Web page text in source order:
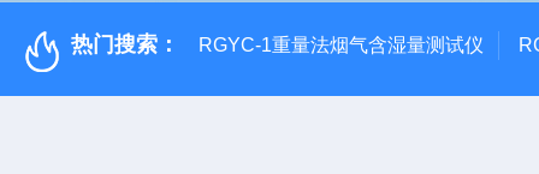
热门搜索： RGYC-1重量法烟气含湿量测试仪